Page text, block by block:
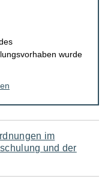
wurde
im
und der